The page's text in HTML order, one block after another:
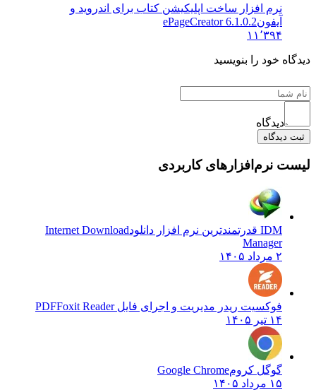
نرم افزار ساخت اپلیکیشن کتاب برای اندروید و
آیفونePageCreator 6.1.0.2
۱۱٬۳۹۴
دیدگاه خود را بنویسید
دیدگاه
ثبت دیدگاه
لیست نرم‌افزارهای کاربردی
IDM قدرتمندترین نرم افزار دانلود
Internet Download
Manager
۲ مرداد ۱۴۰۵
فوکسیت ریدر مدیریت و اجرای فایل PDFFoxit Reader
۱۴ تیر ۱۴۰۵
گوگل کرومGoogle Chrome
۱۵ مرداد ۱۴۰۵